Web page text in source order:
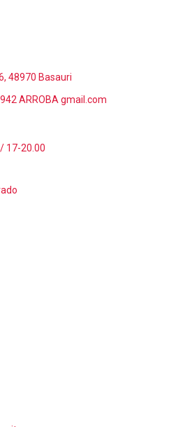
48970 Basauri
ARROBA gmail.com
17-20.00